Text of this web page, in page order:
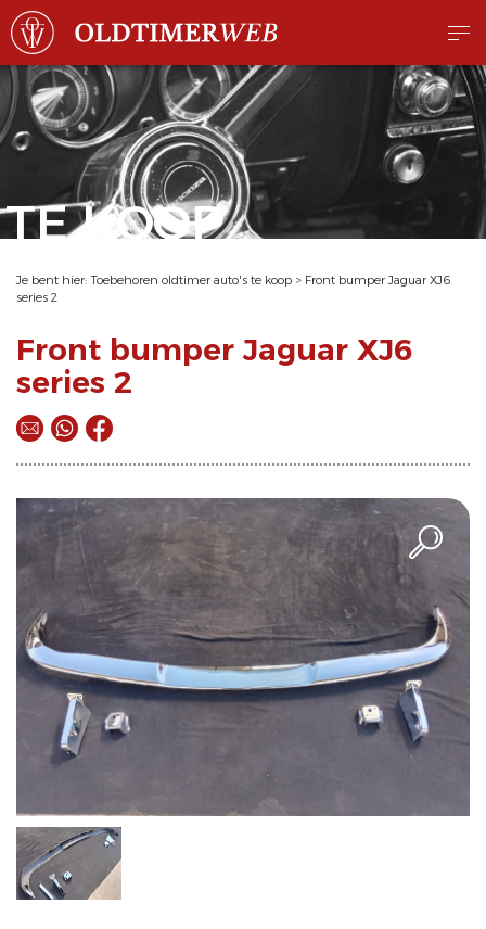
TE KOOP
Je bent hier: Toebehoren oldtimer auto's te koop > Front bumper Jaguar XJ6
series 2
Front bumper Jaguar XJ6
series 2